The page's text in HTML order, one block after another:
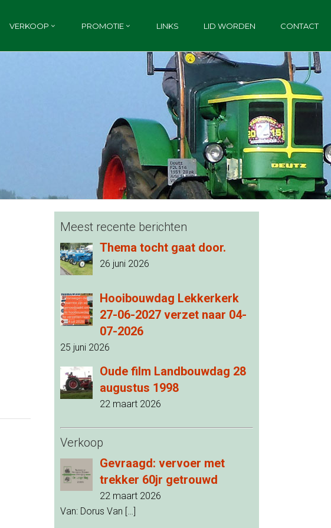
VERKOOP PROMOTIE LINKS LID WORDEN CONTACT
Meest recente berichten
Thema tocht gaat door.
26 juni 2026
Hooibouwdag Lekkerkerk
27-06-2027 verzet naar 04-
07-2026
25 juni 2026
Oude film Landbouwdag 28
augustus 1998
22 maart 2026
Verkoop
Gevraagd: vervoer met
trekker 60jr getrouwd
22 maart 2026
Van: Dorus Van […]